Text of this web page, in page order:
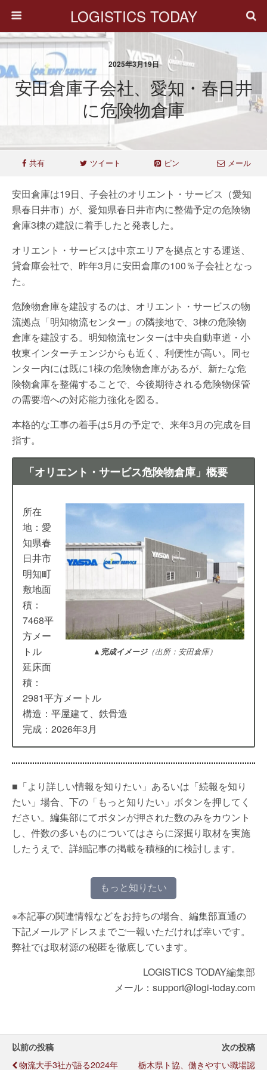
LOGISTICS TODAY
2025年3月19日
安田倉庫子会社、愛知・春日井
に危険物倉庫
共有 ツイート ピン メール
安田倉庫は19日、子会社のオリエント・サービス（愛知
県春日井市）が、愛知県春日井市内に整備予定の危険物
倉庫3棟の建設に着手したと発表した。
オリエント・サービスは中京エリアを拠点とする運送、
貸倉庫会社で、昨年3月に安田倉庫の100％子会社となっ
た。
危険物倉庫を建設するのは、オリエント・サービスの物
流拠点「明知物流センター」の隣接地で、3棟の危険物
倉庫を建設する。明知物流センターは中央自動車道・小
牧東インターチェンジからも近く、利便性が高い。同セ
ンター内には既に1棟の危険物倉庫があるが、新たな危
険物倉庫を整備することで、今後期待される危険物保管
の需要増への対応能力強化を図る。
本格的な工事の着手は5月の予定で、来年3月の完成を目
指す。
「オリエント・サービス危険物倉庫」概要
▲完成イメージ（出所：安田倉庫）
所在
地：愛
知県春
日井市
明知町
敷地面
積：
7468平
方メー
トル
延床面
積：
2981平方メートル
構造：平屋建て、鉄骨造
完成：2026年3月
■「より詳しい情報を知りたい」あるいは「続報を知り
たい」場合、下の「もっと知りたい」ボタンを押してく
ださい。編集部にてボタンが押された数のみをカウント
し、件数の多いものについてはさらに深掘り取材を実施
したうえで、詳細記事の掲載を積極的に検討します。
もっと知りたい
※本記事の関連情報などをお持ちの場合、編集部直通の
下記メールアドレスまでご一報いただければ幸いです。
弊社では取材源の秘匿を徹底しています。
LOGISTICS TODAY編集部
メール：support@logi-today.com
以前の投稿
物流大手3社が語る2024年
次の投稿
栃木県ト協、働きやすい職場認